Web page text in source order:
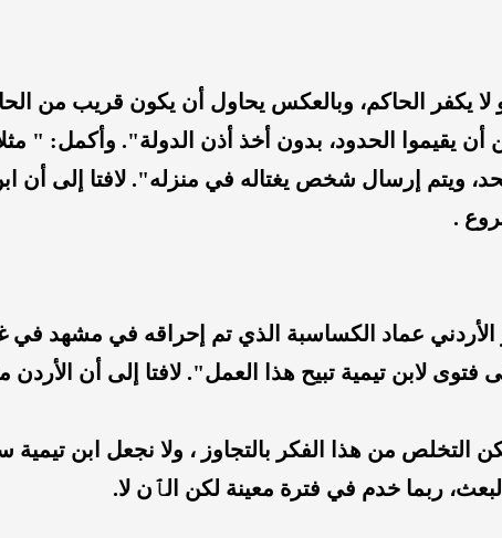
يكفر الحاكم، وبالعكس يحاول أن يكون قريب من
أن يقيموا الحدود، بدون أخذ أذن الدولة". وأكمل: "
ويتم إرسال شخص يغتاله في منزله". لافتا إلى أن
.
عماد الكساسبة الذي تم إحراقه في مشهد في
فتوى لابن تيمية تبيح هذا العمل". لافتا إلى أن الأردن
التخلص من هذا الفكر بالتجاوز ، ولا نجعل ابن
ربما خدم في فترة معينة لكن الٱن لا.